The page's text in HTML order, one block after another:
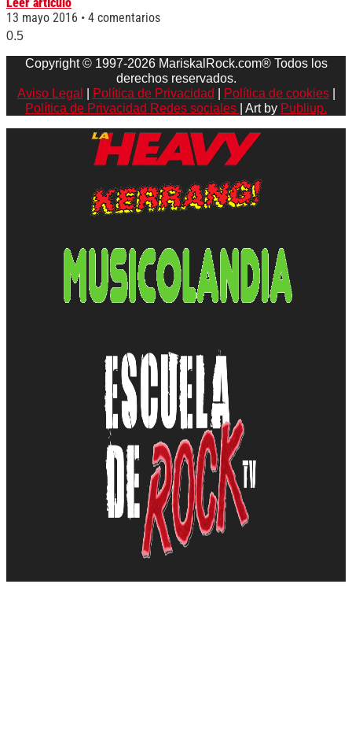
Leer artículo
13 mayo 2016
4 comentarios
Copyright © 1997-2026 MariskalRock.com® Todos los
derechos reservados.
Aviso Legal
Política de Privacidad Política de cookies|
Política de Privacidad Redes sociales
| Art by Publiup.